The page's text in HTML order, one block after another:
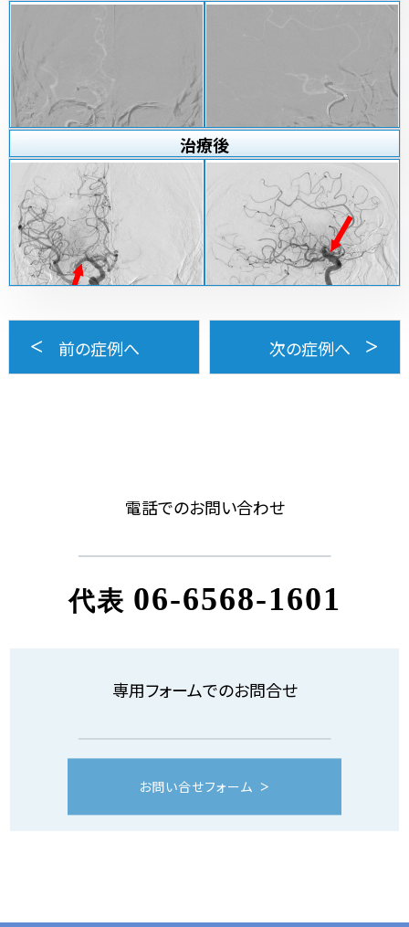
治療後
前の症例へ 次の症例へ
電話でのお問い合わせ
代表 06-6568-1601
専用フォームでのお問合せ
お問い合せフォーム